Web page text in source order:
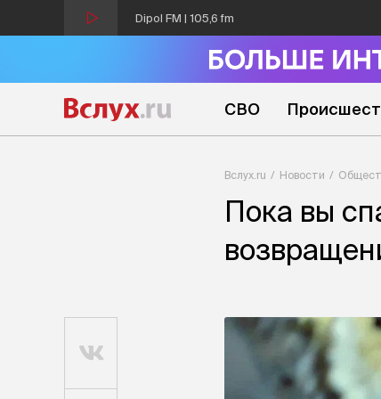
Dipol FM | 105,6 fm
СВО
Вслух.ru Новости
Пока вы